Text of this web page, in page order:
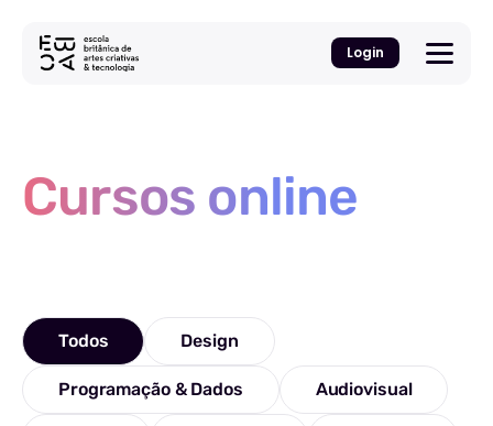
Login
Cursos online
Todos Design
Programação & Dados Audiovisual